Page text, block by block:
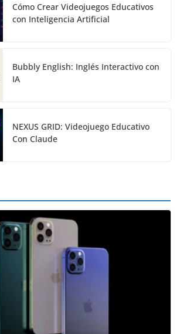
Cómo Crear Videojuegos Educativos
con Inteligencia Artificial
Bubbly English: Inglés Interactivo con
IA
NEXUS GRID: Videojuego Educativo
Con Claude